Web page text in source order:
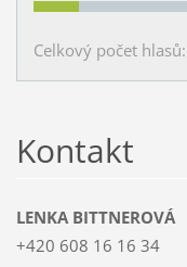
Celkový počet hlasů:
Kontakt
LENKA BITTNEROVÁ
+420 608 16 16 34